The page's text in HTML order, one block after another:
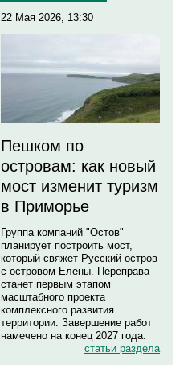
22 Мая 2026, 13:30
Пешком по
островам: как новый
мост изменит туризм
в Приморье
Группа компаний "Остов"
планирует построить мост,
который свяжет Русский остров
с островом Елены. Переправа
станет первым этапом
масштабного проекта
комплексного развития
территории. Завершение работ
намечено на конец 2027 года.
статьи раздела